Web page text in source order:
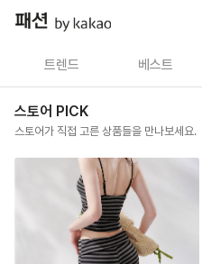
트렌드 베스트
스토어 PICK
스토어가 직접 고른 상품들을 만나보세요.